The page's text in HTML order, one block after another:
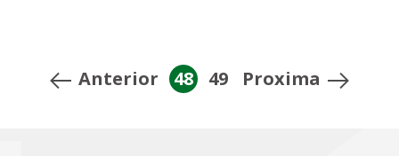
Anterior 48 49 Proxima